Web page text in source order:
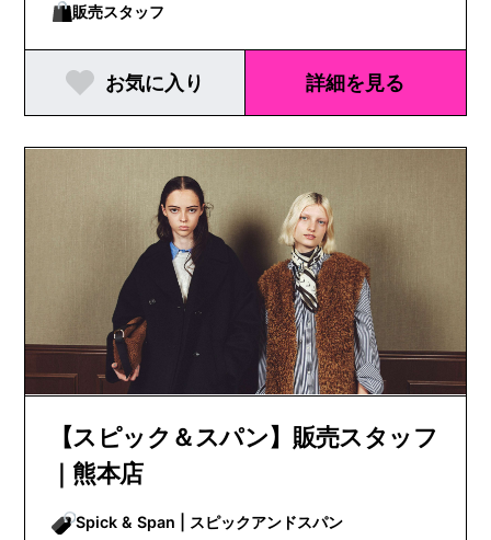
県｜京都府｜大阪府｜兵庫県｜広島県｜福岡県｜熊
本県
販売スタッフ
お気に入り 詳細を見る
【スピック＆スパン】販売スタッフ
｜熊本店
Spick & Span | スピックアンドスパン